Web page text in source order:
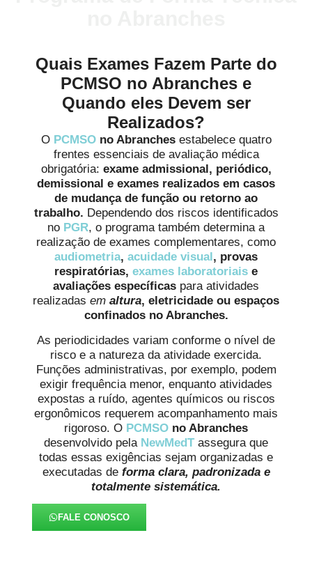
Quais Exames Fazem Parte do
PCMSO no Abranches e
Quando eles Devem ser
Realizados?
O PCMSOno Abranchesestabelece quatro
frentes essenciais de avaliação médica
obrigatória: exame admissional, periódico,
demissional e exames realizados em casos
de mudança de função ou retorno ao
trabalho. Dependendo dos riscos identificados
no PGR, o programa também determina a
realização de exames complementares, como
audiometria, acuidade visual , provas
respiratórias, exames laboratoriais e
avaliações específicas para atividades
realizadas em altura, eletricidade ou espaços
confinados no Abranches.
As periodicidades variam conforme o nível de
risco e a natureza da atividade exercida.
Funções administrativas, por exemplo, podem
exigir frequência menor, enquanto atividades
expostas a ruído, agentes químicos ou riscos
ergonômicos requerem acompanhamento mais
rigoroso. O PCMSO no Abranches
desenvolvido pela NewMedT assegura que
todas essas exigências sejam organizadas e
executadas de forma clara, padronizada e
totalmente sistemática.
FALE CONOSCO